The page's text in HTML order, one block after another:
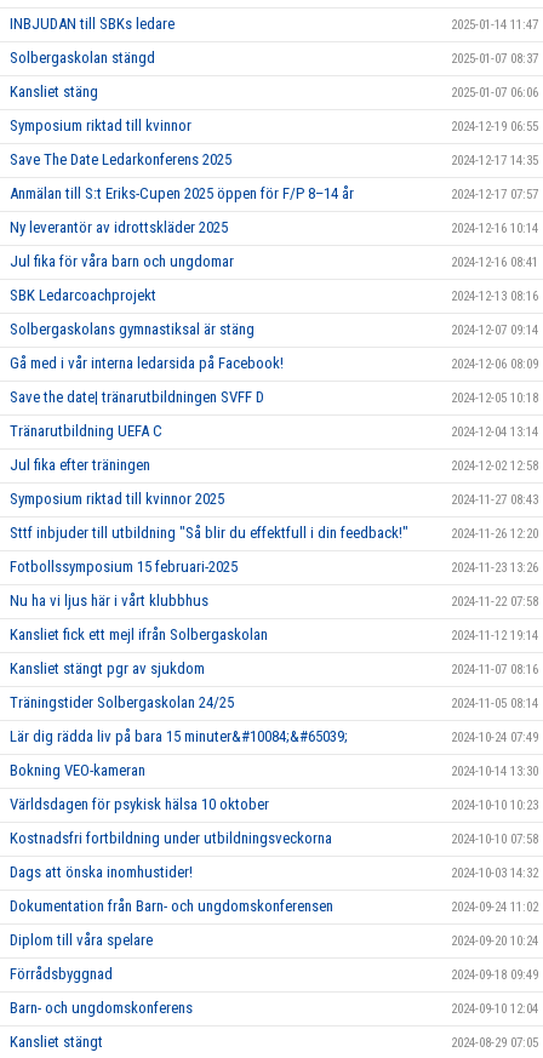
INBJUDAN till SBKs ledare 2025-01-14 11:47
Solbergaskolan stängd 2025-01-07 08:37
Kansliet stäng 2025-01-07 06:06
Symposium riktad till kvinnor 2024-12-19 06:55
Save The Date Ledarkonferens 2025 2024-12-17 14:35
Anmälan till S:t Eriks-Cupen 2025 öppen för F/P 8–14 år 2024-12-17 07:57
Ny leverantör av idrottskläder 2025 2024-12-16 10:14
Jul fika för våra barn och ungdomar 2024-12-16 08:41
SBK Ledarcoachprojekt 2024-12-13 08:16
Solbergaskolans gymnastiksal är stäng 2024-12-07 09:14
Gå med i vår interna ledarsida på Facebook! 2024-12-06 08:09
Save the date| tränarutbildningen SVFF D 2024-12-05 10:18
Tränarutbildning UEFA C 2024-12-04 13:14
Jul fika efter träningen 2024-12-02 12:58
Symposium riktad till kvinnor 2025 2024-11-27 08:43
Sttf inbjuder till utbildning "Så blir du effektfull i din feedback!" 2024-11-26 12:20
Fotbollssymposium 15 februari-2025 2024-11-23 13:26
Nu ha vi ljus här i vårt klubbhus 2024-11-22 07:58
Kansliet fick ett mejl ifrån Solbergaskolan 2024-11-12 19:14
Kansliet stängt pgr av sjukdom 2024-11-07 08:16
Träningstider Solbergaskolan 24/25 2024-11-05 08:14
Lär dig rädda liv på bara 15 minuter&#10084;&#65039; 2024-10-24 07:49
Bokning VEO-kameran 2024-10-14 13:30
Världsdagen för psykisk hälsa 10 oktober 2024-10-10 10:23
Kostnadsfri fortbildning under utbildningsveckorna 2024-10-10 07:58
Dags att önska inomhustider! 2024-10-03 14:32
Dokumentation från Barn- och ungdomskonferensen 2024-09-24 11:02
Diplom till våra spelare 2024-09-20 10:24
Förrådsbyggnad 2024-09-18 09:49
Barn- och ungdomskonferens 2024-09-10 12:04
Kansliet stängt 2024-08-29 07:05